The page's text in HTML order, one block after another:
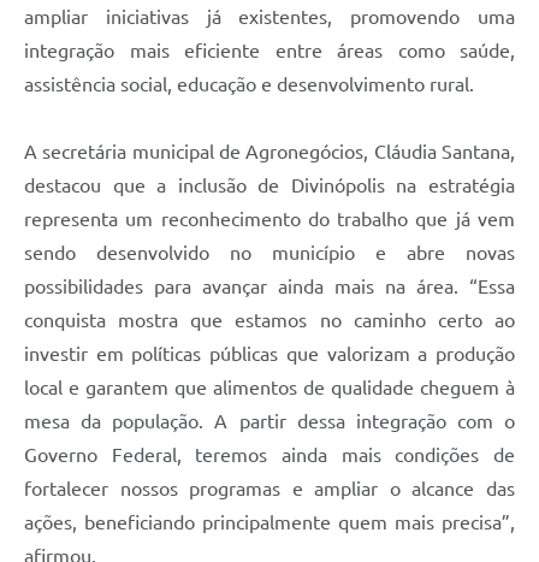
ampliar iniciativas já existentes, promovendo uma
integração mais eficiente entre áreas como saúde,
assistência social, educação e desenvolvimento rural.
A secretária municipal de Agronegócios, Cláudia Santana,
destacou que a inclusão de Divinópolis na estratégia
representa um reconhecimento do trabalho que já vem
sendo desenvolvido no município e abre novas
possibilidades para avançar ainda mais na área. “Essa
conquista mostra que estamos no caminho certo ao
investir em políticas públicas que valorizam a produção
local e garantem que alimentos de qualidade cheguem à
mesa da população. A partir dessa integração com o
Governo Federal, teremos ainda mais condições de
fortalecer nossos programas e ampliar o alcance das
ações, beneficiando principalmente quem mais precisa”,
afirmou.